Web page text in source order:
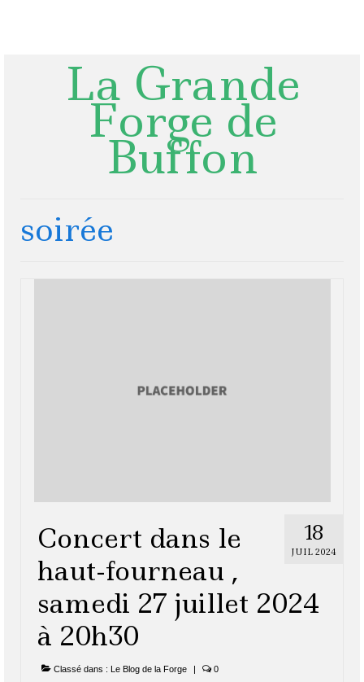
La Grande
Forge de
Buffon
soirée
18
JUIL 2024
Concert dans le
haut-fourneau ,
samedi 27 juillet 2024
à 20h30
Classé dans : Le Blog de la Forge | 0